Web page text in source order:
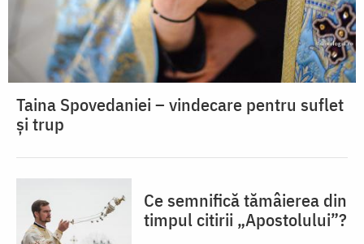
Taina Spovedaniei – vindecare pentru suflet
și trup
Ce semnifică tămâierea din
timpul citirii „Apostolului”?